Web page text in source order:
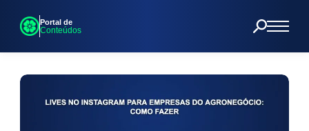
Portal de
Conteúdos